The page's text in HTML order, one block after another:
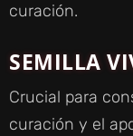
curación.
SEMILLA
Crucial para
curación y el